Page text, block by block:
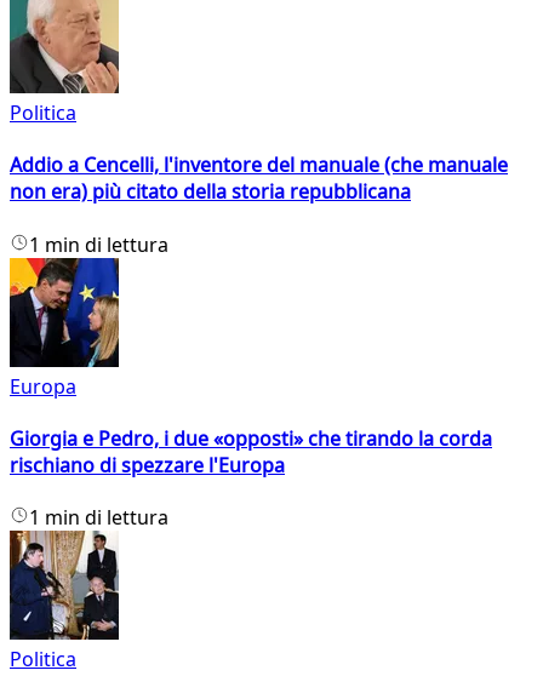
Politica
Addio a Cencelli, l'inventore del manuale (che manuale
non era) più citato della storia repubblicana
1 min di lettura
Europa
Giorgia e Pedro, i due «opposti» che tirando la corda
rischiano di spezzare l'Europa
1 min di lettura
Politica